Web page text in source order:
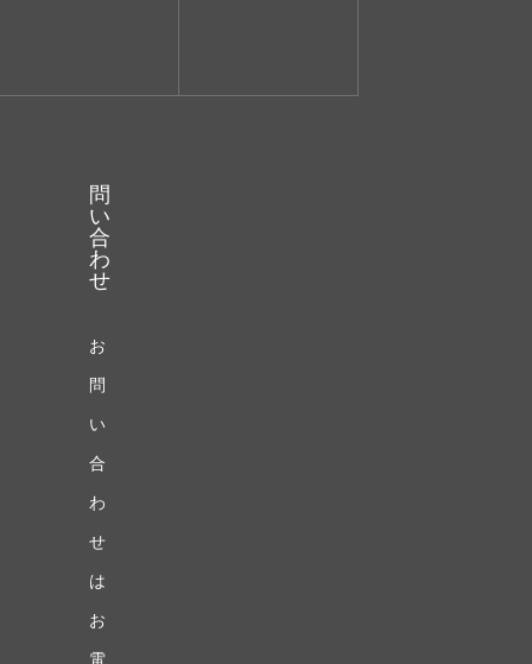
問
い
合
わ
せ
お
問
い
合
わ
せ
は
お
電